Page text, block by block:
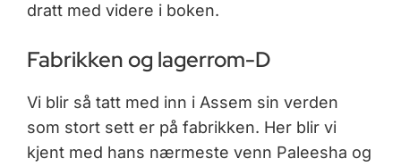
dratt med videre i boken.
Fabrikken og lagerrom-D
Vi blir så tatt med inn i Assem sin verden
som stort sett er på fabrikken. Her blir vi
kjent med hans nærmeste venn Paleesha og